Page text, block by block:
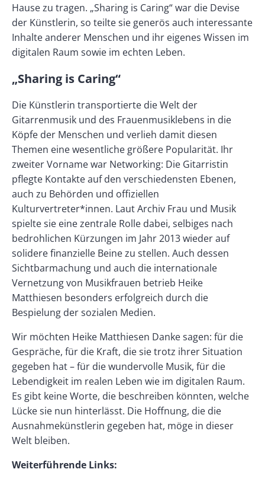
Hause zu tragen. „Sharing is Caring“ war die Devise
der Künstlerin, so teilte sie generös auch interessante
Inhalte anderer Menschen und ihr eigenes Wissen im
digitalen Raum sowie im echten Leben.
„Sharing is Caring“
Die Künstlerin transportierte die Welt der
Gitarrenmusik und des Frauenmusiklebens in die
Köpfe der Menschen und verlieh damit diesen
Themen eine wesentliche größere Popularität. Ihr
zweiter Vorname war Networking: Die Gitarristin
pflegte Kontakte auf den verschiedensten Ebenen,
auch zu Behörden und offiziellen
Kulturvertreter*innen. Laut Archiv Frau und Musik
spielte sie eine zentrale Rolle dabei, selbiges nach
bedrohlichen Kürzungen im Jahr 2013 wieder auf
solidere finanzielle Beine zu stellen. Auch dessen
Sichtbarmachung und auch die internationale
Vernetzung von Musikfrauen betrieb Heike
Matthiesen besonders erfolgreich durch die
Bespielung der sozialen Medien.
Wir möchten Heike Matthiesen Danke sagen: für die
Gespräche, für die Kraft, die sie trotz ihrer Situation
gegeben hat – für die wundervolle Musik, für die
Lebendigkeit im realen Leben wie im digitalen Raum.
Es gibt keine Worte, die beschreiben könnten, welche
Lücke sie nun hinterlässt. Die Hoffnung, die die
Ausnahmekünstlerin gegeben hat, möge in dieser
Welt bleiben.
Weiterführende Links: